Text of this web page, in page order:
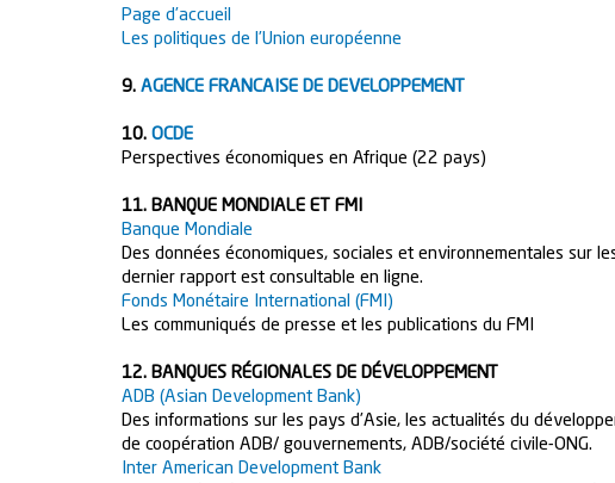
Page d’accueil
Les politiques de l’Union européenne
9. AGENCE FRANCAISE DE DEVELOPPEMENT
10. OCDE
Perspectives économiques en Afrique (22 pays)
11. BANQUE MONDIALE ET FMI
Banque Mondiale
Des données économiques, sociales et environnementales sur
dernier rapport est consultable en ligne.
Fonds Monétaire International (FMI)
Les communiqués de presse et les publications du FMI
12. BANQUES RÉGIONALES DE DÉVELOPPEMENT
ADB (Asian Development Bank)
Des informations sur les pays d’Asie, les actualités du
de coopération ADB/ gouvernements, ADB/société civile-ONG.
Inter American Development Bank